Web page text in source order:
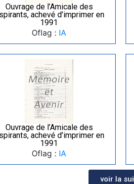
Ouvrage de l’Amicale des
achevé d’imprimer en
1991
Oflag : IA
Ouvrage de l’Amicale des
achevé d’imprimer en
1991
Oflag : IA
voir la